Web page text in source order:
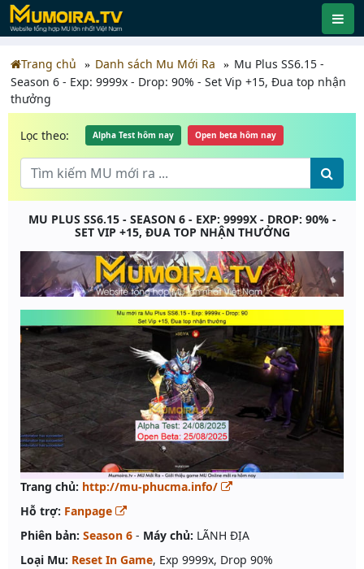
Trang chủ Danh sách Mu Mới Ra
Mu Plus SS6.15 -
Season 6 - Exp: 9999x - Drop: 90% - Set Vip +15, Đua top nhận
thưởng
Lọc theo: Alpha Test hôm nay Open beta hôm nay
MU PLUS SS6.15 - SEASON 6 - EXP: 9999X - DROP: 90% -
SET VIP +15, ĐUA TOP NHẬN THƯỞNG
Trang chủ: http://mu-phucma.info/
Hỗ trợ: Fanpage
Phiên bản: Season 6 - Máy chủ: LÃNH ĐỊA
Loại Mu: Reset In Game, Exp 9999x, Drop 90%